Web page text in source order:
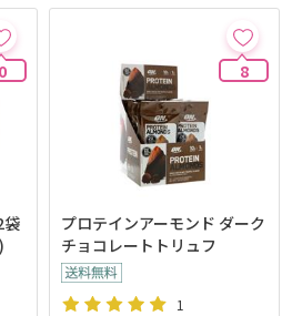
0
袋
8
プロテインアーモンド ダーク
チョコレートトリュフ
1